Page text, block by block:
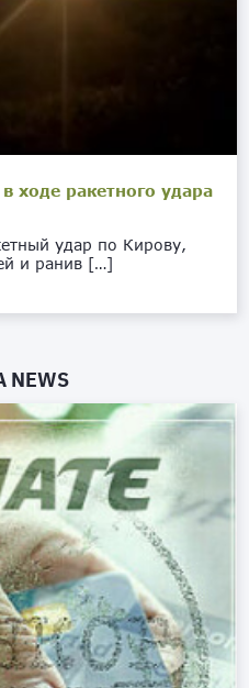
ходе ракетного удара
удар по Кирову,
и ранив […]
NEWS